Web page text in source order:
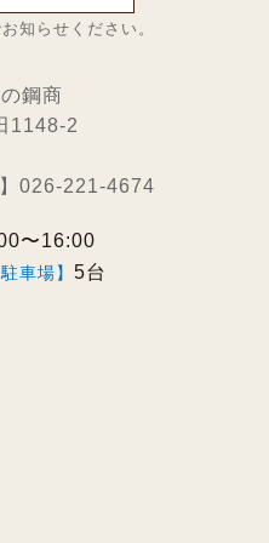
知らせください。
鋼商
1148-2
026-221-4674
〜16:00
駐車場】 5台